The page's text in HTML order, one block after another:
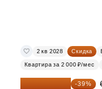
2 кв 2028 Скидка
Квартира за 2 000 ₽/мес
41 908 562 ₽ -39%